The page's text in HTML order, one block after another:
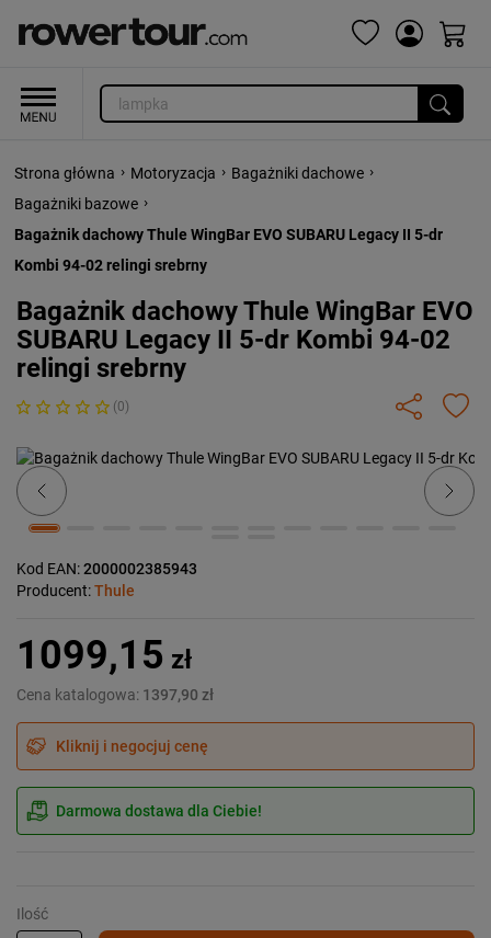
Strona główna › Motoryzacja › Bagażniki dachowe ›
Bagażniki bazowe ›
Bagażnik dachowy Thule WingBar EVO SUBARU Legacy II 5-dr
Kombi 94-02 relingi srebrny
Bagażnik dachowy Thule WingBar EVO
SUBARU Legacy II 5-dr Kombi 94-02
relingi srebrny
(0)
Previous Next
Kod EAN:2000002385943
Producent:Thule
1099,15 zł
Cena katalogowa: 1397,90 zł
Kliknij i negocjuj cenę
Darmowa dostawa dla Ciebie!
Ilość